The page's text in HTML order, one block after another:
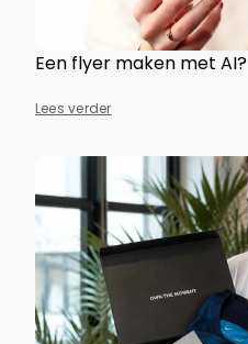
Een flyer maken met AI?
Lees verder